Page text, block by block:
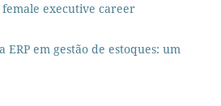
executive career
ERP em gestão de estoques: um